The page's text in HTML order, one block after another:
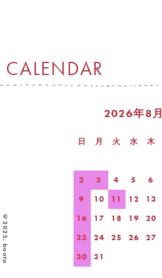
CALENDAR
2026年8月
日 月 火 水 木
2
3 4 5 6
9
10 11 12 13
16
17 18 19 20
23
24 25 26 27
30
31
©2025. boota